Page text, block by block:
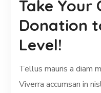
Take Your
Donation
Level!
Tellus mauris a diam
Viverra accumsan in